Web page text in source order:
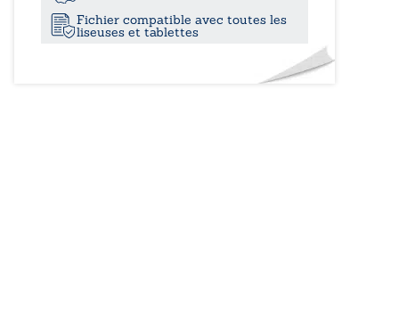
Fichier compatible avec toutes les
liseuses et tablettes